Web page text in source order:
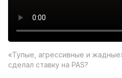
«Тупые, агрессивные и
сделал ставку на PAS?